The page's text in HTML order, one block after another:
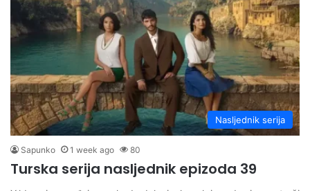
Nasljednik serija
Sapunko 1 week ago 80
Turska serija nasljednik epizoda 39